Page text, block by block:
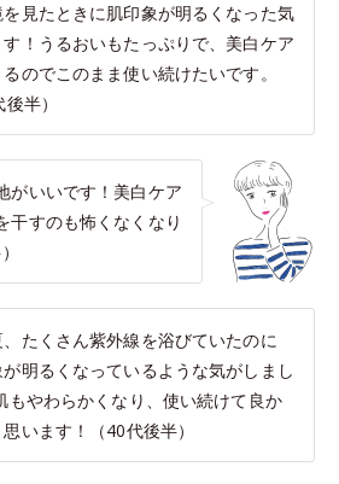
見たときに肌印象が明るくなった気
！うるおいもたっぷりで、美白ケア
のでこのまま使い続けたいです。
後半）
がいいです！美白ケア
干すのも怖くなくなり
、たくさん紫外線を浴びていたのに
が明るくなっているような気がしまし
もやわらかくなり、使い続けて良か
います！（40代後半）